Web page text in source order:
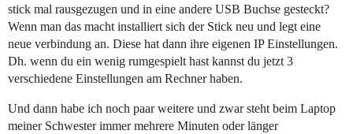
stick mal rausgezugen und in eine andere USB Buchse gesteckt?
Wenn man das macht installiert sich der Stick neu und legt eine
neue verbindung an. Diese hat dann ihre eigenen IP Einstellungen.
Dh. wenn du ein wenig rumgespielt hast kannst du jetzt 3
verschiedene Einstellungen am Rechner haben.
Und dann habe ich noch paar weitere und zwar steht beim Laptop
meiner Schwester immer mehrere Minuten oder länger